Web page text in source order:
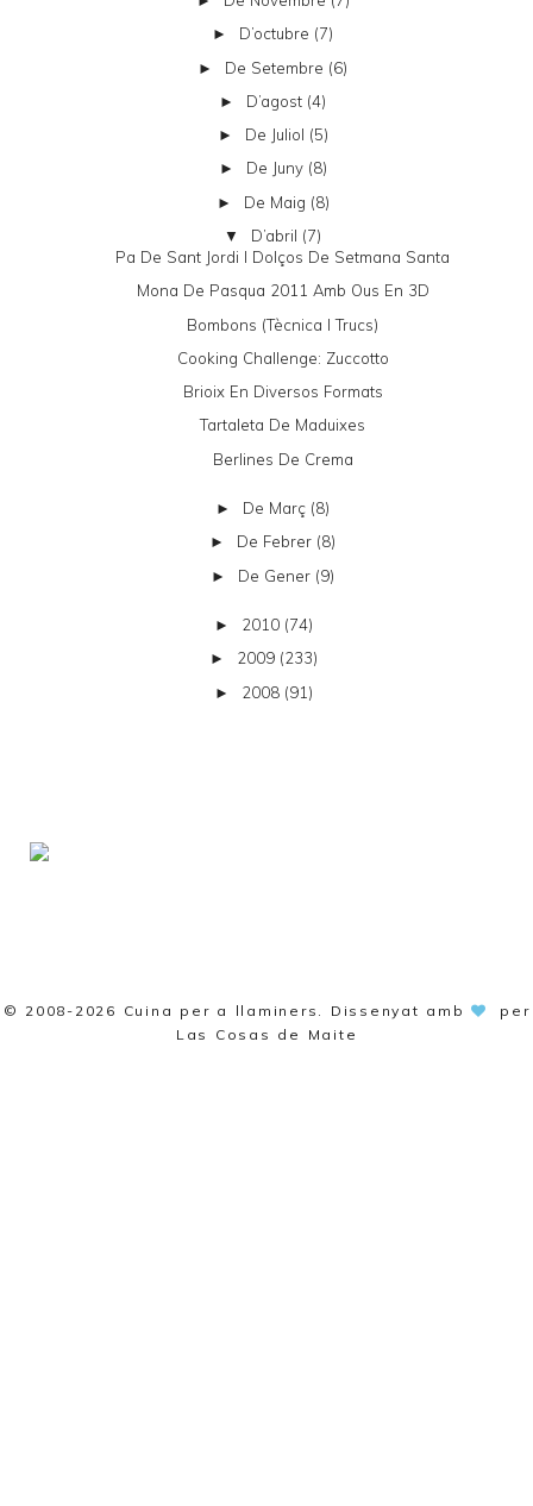
► D’octubre (7)
► De Setembre (6)
► D’agost (4)
► De Juliol (5)
► De Juny (8)
► De Maig (8)
▼ D’abril (7)
Pa De Sant Jordi I Dolços De Setmana Santa
Mona De Pasqua 2011 Amb Ous En 3D
Bombons (tècnica I Trucs)
Cooking Challenge: Zuccotto
Brioix En Diversos Formats
Tartaleta De Maduixes
Berlines De Crema
► De Març (8)
► De Febrer (8)
► De Gener (9)
► 2010 (74)
► 2009 (233)
► 2008 (91)
© 2008-2026 Cuina per a llaminers . Dissenyat amb
per
Las Cosas de Maite